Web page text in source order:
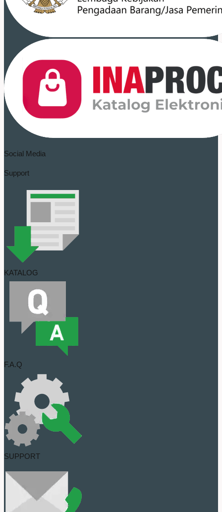
Social Media
Support
KATALOG
F.A.Q
SUPPORT